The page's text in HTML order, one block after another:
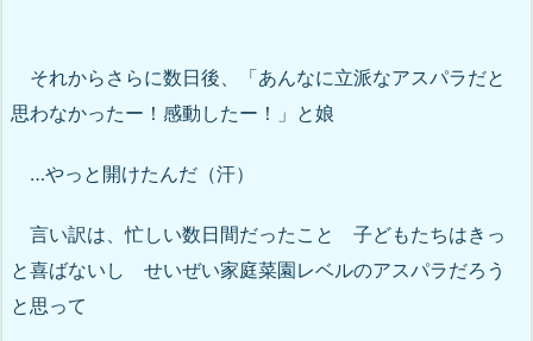
それからさらに数日後、「あんなに立派なアスパラだと
思わなかったー！感動したー！」と娘
…やっと開けたんだ（汗）
言い訳は、忙しい数日間だったこと 子どもたちはきっ
と喜ばないし せいぜい家庭菜園レベルのアスパラだろう
と思って